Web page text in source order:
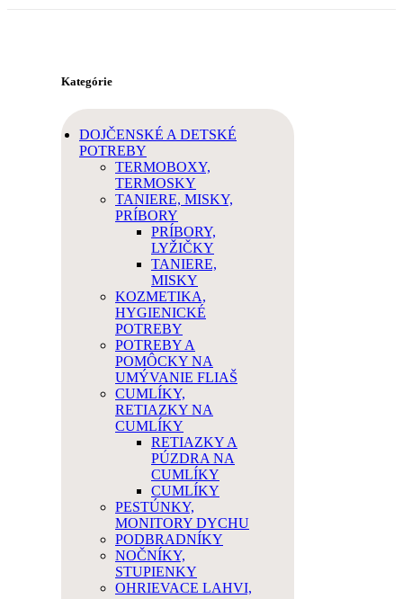
Kategórie
DOJČENSKÉ A DETSKÉ
POTREBY
TERMOBOXY,
TERMOSKY
TANIERE, MISKY,
PRÍBORY
PRÍBORY,
LYŽIČKY
TANIERE,
MISKY
KOZMETIKA,
HYGIENICKÉ
POTREBY
POTREBY A
POMÔCKY NA
UMÝVANIE FLIAŠ
CUMLÍKY,
RETIAZKY NA
CUMLÍKY
RETIAZKY A
PÚZDRA NA
CUMLÍKY
CUMLÍKY
PESTÚNKY,
MONITORY DYCHU
PODBRADNÍKY
NOČNÍKY,
STUPIENKY
OHRIEVACE LAHVI,